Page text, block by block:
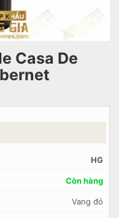
Casa De
HG
Còn hàng
Vang đỏ